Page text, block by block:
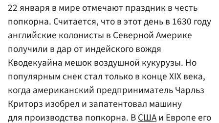
22 января в мире отмечают праздник в честь
попкорна. Считается, что в этот день в 1630 году
английские колонисты в Северной Америке
получили в дар от индейского вождя
Кводекуайна мешок воздушной кукурузы. Но
популярным снек стал только в конце XIX века,
когда американский предприниматель Чарльз
Криторз изобрел и запатентовал машину
для производства попкорна. ВСШАи Европе его